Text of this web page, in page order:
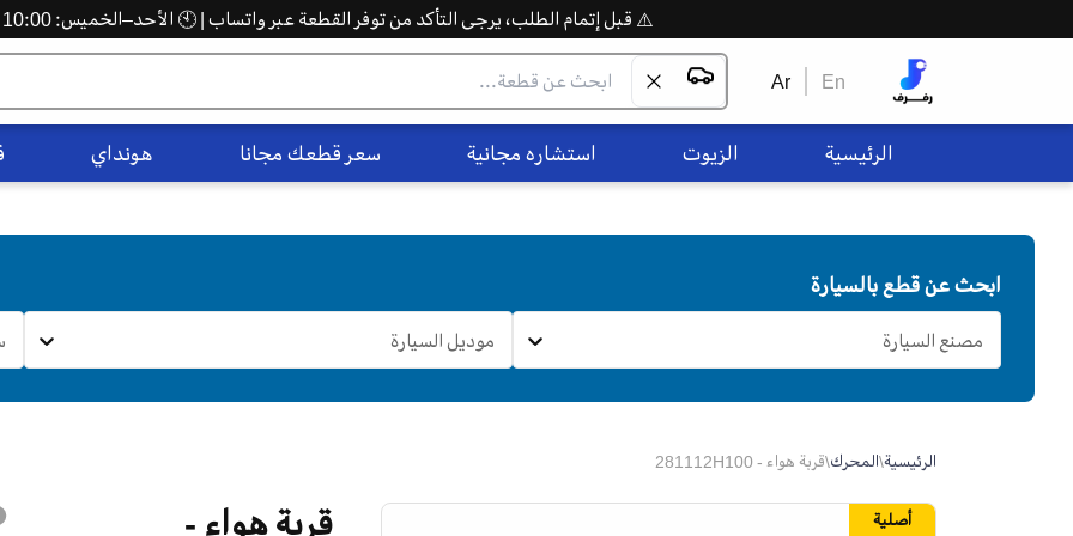
⚠️ قبل إتمام الطلب، يرجى التأكد من توفر القطعة عبر واتساب | 🕙 الأحد–الخميس: 10:00 ص – 5:00 م
En
Ar
الرئيسية الزيوت استشاره مجانية سعر قطعك مجانا هونداي
ابحث عن قطع بالسيارة
مصنع السيارة موديل السيارة
الرئيسية\المحرك\قربة هواء - 281112H100
قربة هواء -
أصلية